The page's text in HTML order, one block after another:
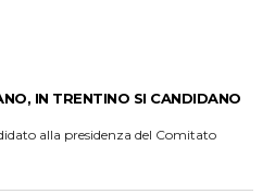
IN TRENTINO SI CANDIDANO
alla presidenza del Comitato